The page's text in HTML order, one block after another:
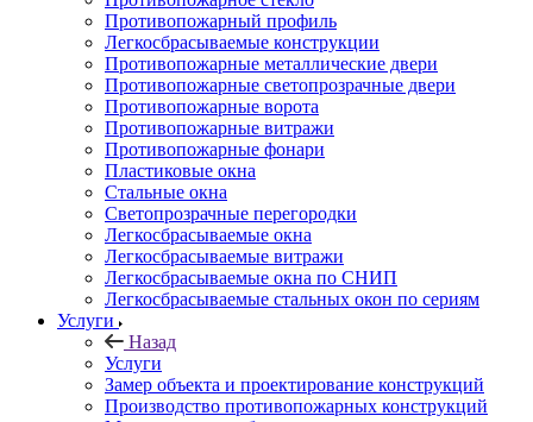
Противопожарный профиль
Легкосбрасываемые конструкции
Противопожарные металлические двери
Противопожарные светопрозрачные двери
Противопожарные ворота
Противопожарные витражи
Противопожарные фонари
Пластиковые окна
Стальные окна
Светопрозрачные перегородки
Легкосбрасываемые окна
Легкосбрасываемые витражи
Легкосбрасываемые окна по СНИП
Легкосбрасываемые стальных окон по сериям
Услуги
Назад
Услуги
Замер объекта и проектирование конструкций
Производство противопожарных конструкций